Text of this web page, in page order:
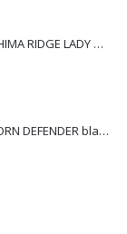
Spodnie jeansowe damskie SHIMA RIDGE LADY blue
Rękawice turystyczne REBELHORN DEFENDER black yellow fluo